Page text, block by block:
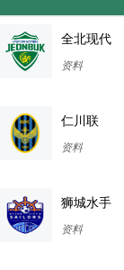
全北现代
资料
仁川联
资料
狮城水手
资料